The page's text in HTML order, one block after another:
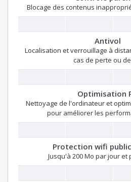
Blocage des contenus
Antivol
Localisation et verrouillage à
cas de perte ou
Optimisation
Nettoyage de l'ordinateur et
pour améliorer les
Protection wifi
Jusqu'à 200 Mo par jour et